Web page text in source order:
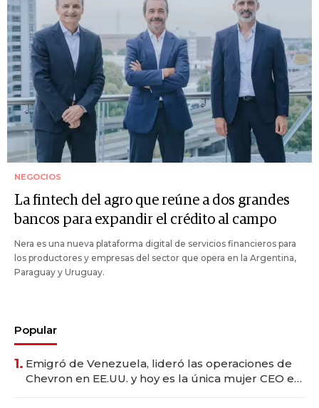
NEGOCIOS
La fintech del agro que reúne a dos grandes
bancos para expandir el crédito al campo
Nera es una nueva plataforma digital de servicios financieros para
los productores y empresas del sector que opera en la Argentina,
Paraguay y Uruguay.
Popular
1. Emigró de Venezuela, lideró las operaciones de
Chevron en EE.UU. y hoy es la única mujer CEO en